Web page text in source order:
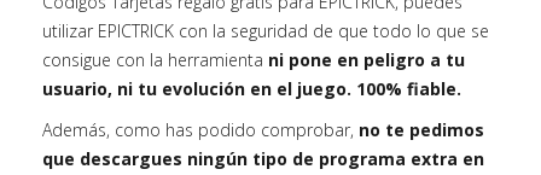
utilizar EPICTRICK con la seguridad de que todo lo que se
consigue con la herramienta ni pone en peligro a tu
usuario, ni tu evolución en el juego. 100% fiable.
Además, como has podido comprobar, no te pedimos
que descargues ningún tipo de programa extra en